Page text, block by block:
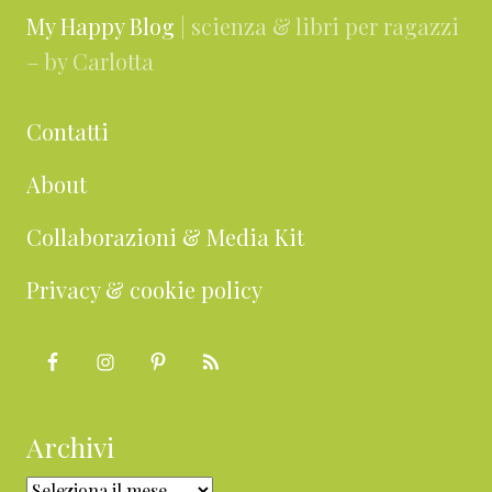
My Happy Blog | scienza & libri per ragazzi
– by Carlotta
Contatti
About
Collaborazioni & Media Kit
Privacy & cookie policy
Archivi